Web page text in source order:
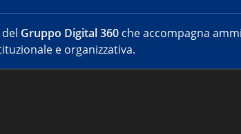
Gruppo Digital 360 che accompagna
e organizzativa.